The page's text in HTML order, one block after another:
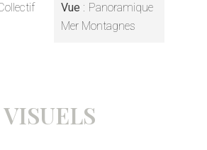
Vue
Panoramique
Mer Montagnes